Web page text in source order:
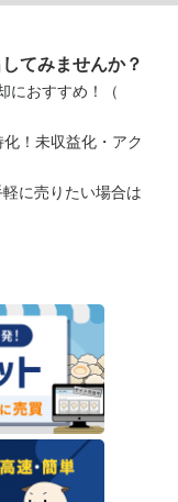
てみませんか？
におすすめ！（
化！未収益化・アク
軽に売りたい場合は